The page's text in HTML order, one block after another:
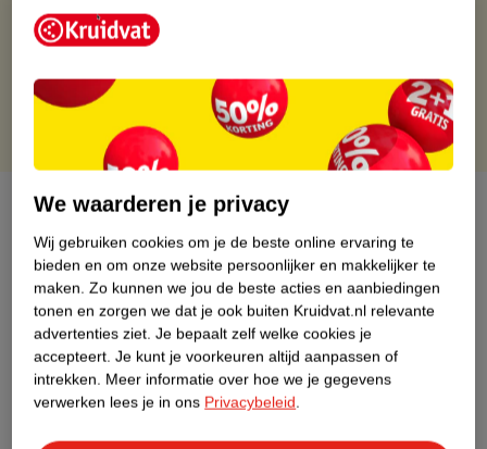
Gratis thuisbezorgd
Gratis retourneren via verkooppartner.
Over dit product
Productinformatie
Nature Impact Score
Dit product heeft (nog) geen Nature
Impact Score.
Meer informatie
We waarderen je privacy
Wij gebruiken cookies om je de beste online ervaring te
bieden en om onze website persoonlijker en makkelijker te
maken. Zo kunnen we jou de beste acties en aanbiedingen
tonen en zorgen we dat je ook buiten Kruidvat.nl relevante
advertenties ziet. Je bepaalt zelf welke cookies je
accepteert. Je kunt je voorkeuren altijd aanpassen of
intrekken. Meer informatie over hoe we je gegevens
verwerken lees je in ons Privacybeleid.